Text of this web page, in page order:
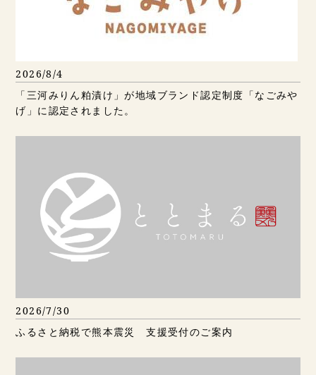
2026/8/4
「三河みりん粕漬け」が地域ブランド認定制度「なごみや
げ」に認定されました。
2026/7/30
ふるさと納税で熊本震災 支援受付のご案内